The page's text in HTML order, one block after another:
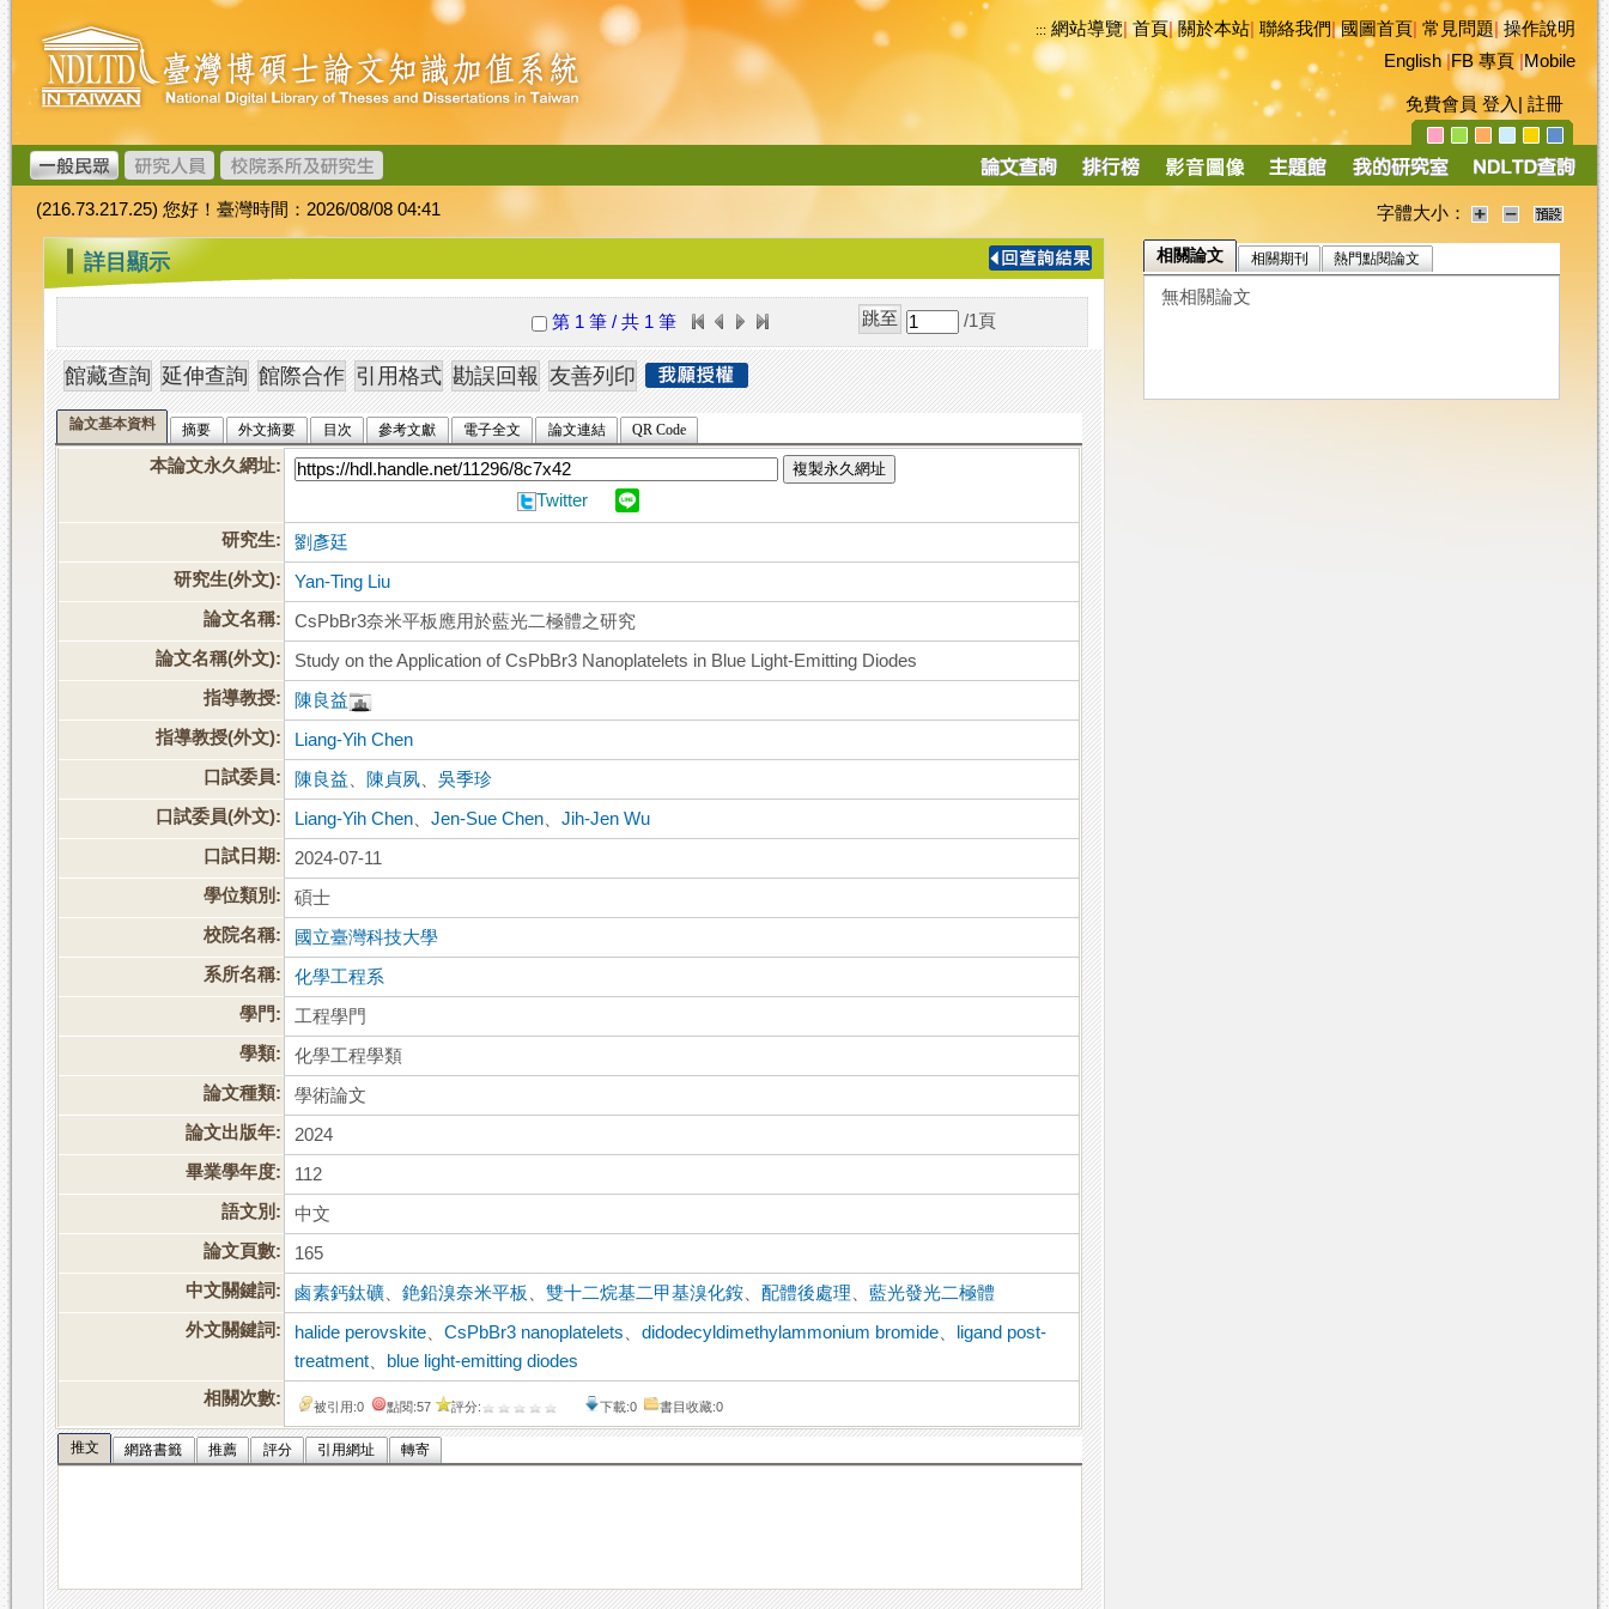
跳
到
主
要
內
容
臺
灣
博
碩
士
論
文
加
值
系
統
::: 網站導覽|首頁|關於本站 聯絡我們|國圖首頁 常見問題|操作說明
English|FB 專頁|Mobile
免費會員 登入 註冊
導
(216.73.217.25) 您好！臺灣時間：2026/08/08 04:41 字體大小：
::: 詳目顯示
第 1 筆 / 共 1 筆 /1 頁
論文基本資料 摘要 外文摘要 目次 參考文獻 電子全文 論文連結 QR Code
本論文永久網址: 複製永久網址
Twitter
研究生:
劉彥廷
研究生(外文):
Yan-Ting Liu
論文名稱:
CsPbBr3奈米平板應用於藍光二極體之研究
論文名稱(外文):
Study on the Application of CsPbBr3 Nanoplatelets in Blue Light-Emitting Diodes
指導教授:
陳良益
指導教授(外文):
Liang-Yih Chen
口試委員:
陳良益 陳貞夙 、吳季珍
口試委員(外文):
Liang-Yih Chen 、Jen-Sue Chen 、Jih-Jen Wu
口試日期:
2024-07-11
學位類別:
碩士
校院名稱:
國立臺灣科技大學
系所名稱:
化學工程系
學門:
工程學門
學類:
化學工程學類
論文種類:
學術論文
論文出版年:
2024
畢業學年度:
112
語文別:
中文
論文頁數:
165
中文關鍵詞:
鹵素鈣鈦礦 、銫鉛溴奈米平板 、雙十二烷基二甲基溴化銨 配體後處理 、藍光發光二極體
外文關鍵詞:
halide perovskite 、CsPbBr3 nanoplatelets 、didodecyldimethylammonium bromide
ligand post-
treatment
blue light-emitting diodes
相關次數:
被引用:0 點閱:57 評分: 下載:0 書目收藏:0
推文 網路書籤 推薦 評分 引用網址 轉寄
相關論文 相關期刊 熱門點閱論文
無相關論文